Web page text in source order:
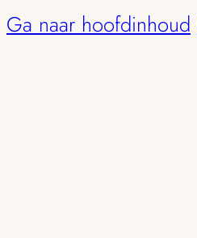
Ga naar hoofdinhoud